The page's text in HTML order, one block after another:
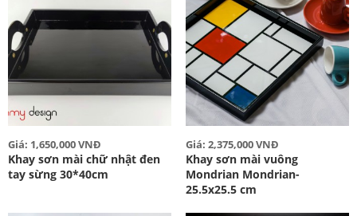
Giá: 1,650,000 VNĐ
Khay sơn mài chữ nhật đen
tay sừng 30*40cm
Giá: 2,375,000 VNĐ
Khay sơn mài vuông
Mondrian Mondrian-
25.5x25.5 cm